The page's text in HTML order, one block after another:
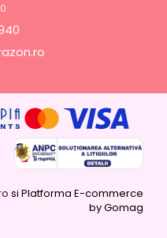
si Platforma E-commerce
by Gomag